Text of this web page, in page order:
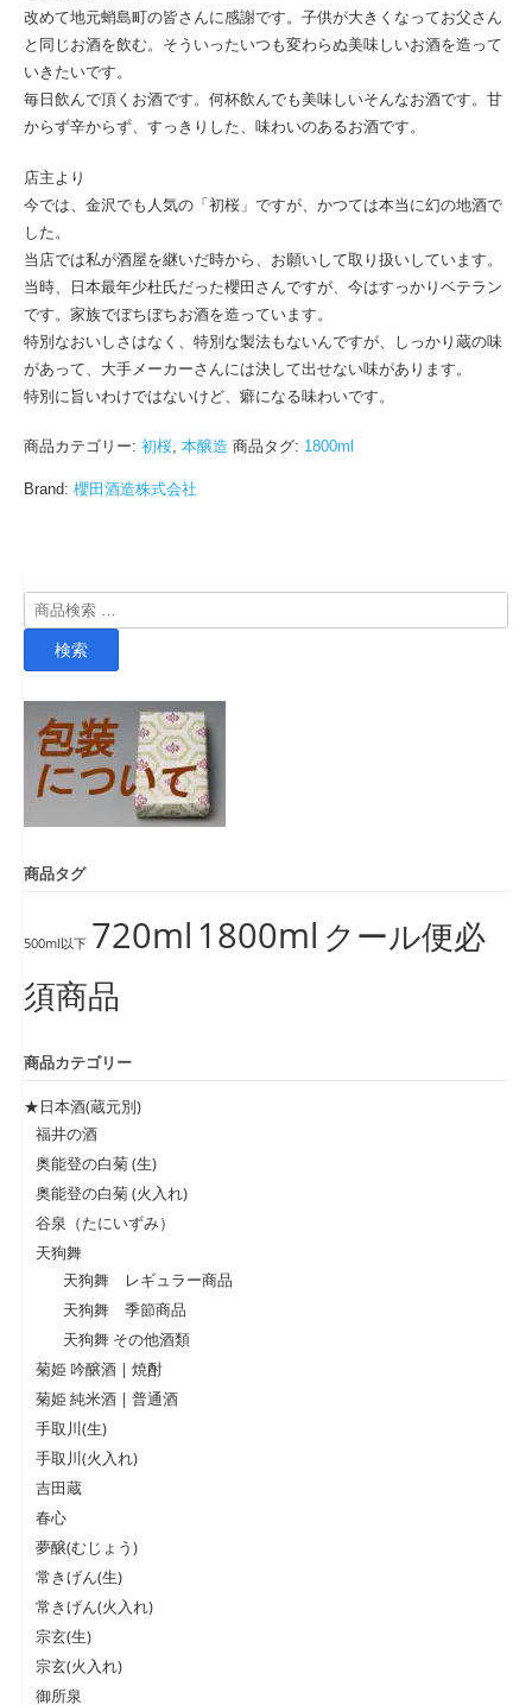
改めて地元蛸島町の皆さんに感謝です。子供が大きくなってお父さん
と同じお酒を飲む。そういったいつも変わらぬ美味しいお酒を造って
いきたいです。
毎日飲んで頂くお酒です。何杯飲んでも美味しいそんなお酒です。甘
からず辛からず、すっきりした、味わいのあるお酒です。
店主より
今では、金沢でも人気の「初桜」ですが、かつては本当に幻の地酒で
した。
当店では私が酒屋を継いだ時から、お願いして取り扱いしています。
当時、日本最年少杜氏だった櫻田さんですが、今はすっかりベテラン
です。家族でぼちぼちお酒を造っています。
特別なおいしさはなく、特別な製法もないんですが、しっかり蔵の味
があって、大手メーカーさんには決して出せない味があります。
特別に旨いわけではないけど、癖になる味わいです。
商品カテゴリー: 初桜, 本醸造 商品タグ: 1800ml
Brand: 櫻田酒造株式会社
検
索
検索
商品タグ
500ml以下 720ml 1800ml クール便必
須商品
商品カテゴリー
★日本酒(蔵元別)
福井の酒
奥能登の白菊 (生)
奥能登の白菊 (火入れ)
谷泉（たにいずみ）
天狗舞
天狗舞 レギュラー商品
天狗舞 季節商品
天狗舞 その他酒類
菊姫 吟醸酒 | 焼酎
菊姫 純米酒 | 普通酒
手取川(生)
手取川(火入れ)
吉田蔵
春心
夢醸(むじょう)
常きげん(生)
常きげん(火入れ)
宗玄(生)
宗玄(火入れ)
御所泉